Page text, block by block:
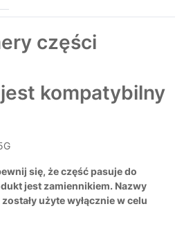
części
kompatybilny
się, że część pasuje do
jest zamiennikiem. Nazwy
użyte wyłącznie w celu